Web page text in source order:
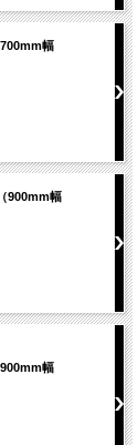
幅
900mm幅
幅